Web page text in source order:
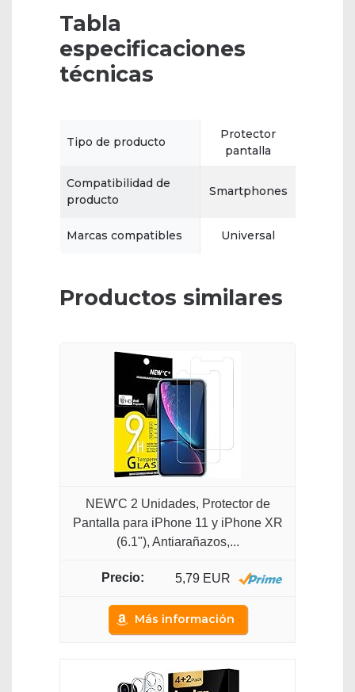
Tabla
especificaciones
técnicas
Tipo de producto
Protector
pantalla
Compatibilidad de
producto
Smartphones
Marcas compatibles Universal
Productos similares
NEW'C 2 Unidades, Protector de
Pantalla para iPhone 11 y iPhone XR
(6.1"), Antiarañazos,...
5,79 EUR
Más información